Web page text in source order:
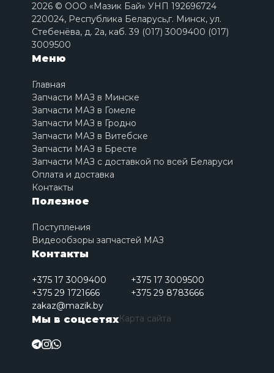
2026 © ООО «Мазик Бай» УНП 192696724
220024, Республика Беларусь,г. Минск, ул.
Стебенёва, д. 2a, каб. 39 (017) 3009400 (017)
3009500
Меню
Главная
Запчасти МАЗ в Минске
Запчасти МАЗ в Гомеле
Запчасти МАЗ в Гродно
Запчасти МАЗ в Витебске
Запчасти МАЗ в Бресте
Запчасти МАЗ с доставкой по всей Беларуси
Оплата и доставка
Контакты
Полезное
Поступления
Видеообзоры запчастей МАЗ
Контакты
+375 17 3009400
+375 17 3009500
+375 29 1721666
+375 29 8783666
zakaz@mazik.by
Мы в соцсетяхКарта сайта